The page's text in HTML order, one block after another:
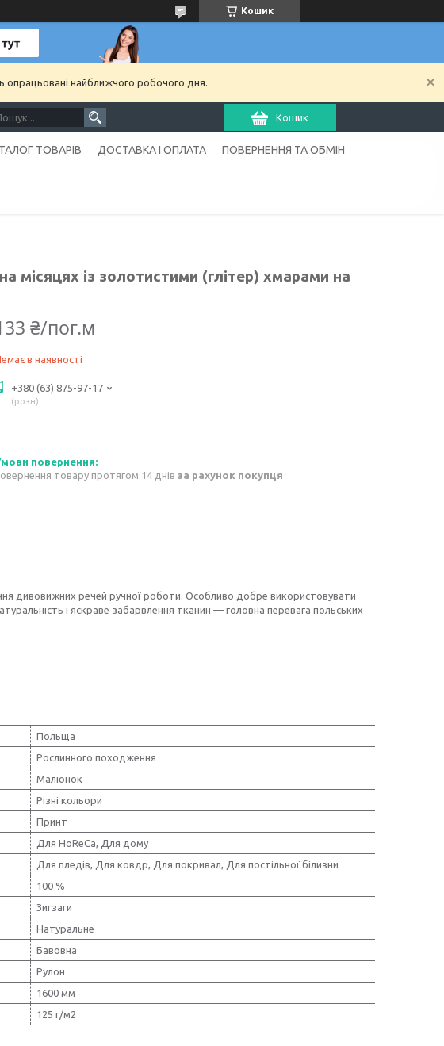
Кошик
опрацьовані найближчого робочого дня.
Кошик
ТОВАРІВ ДОСТАВКА І ОПЛАТА ПОВЕРНЕННЯ ТА ОБМІН
місяцях із золотистими (глітер) хмарами на
₴/пог.м
в наявності
+380 (63) 875-97-17
розн
товару протягом 14 днів за рахунок покупця
дивовижних речей ручної роботи. Особливо добре використовувати
і яскраве забарвлення тканин — головна перевага польських
Польща
Рослинного походження
Малюнок
Різні кольори
Принт
Для HoReCa, Для дому
Для пледів, Для ковдр, Для покривал, Для постільної білизни
100 %
Зигзаги
Натуральне
Бавовна
Рулон
1600 мм
125 г/м2